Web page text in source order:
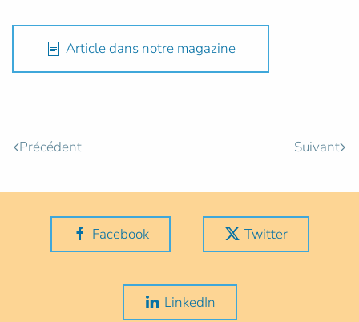
Article dans notre magazine
Précédent Suivant
Facebook Twitter
LinkedIn